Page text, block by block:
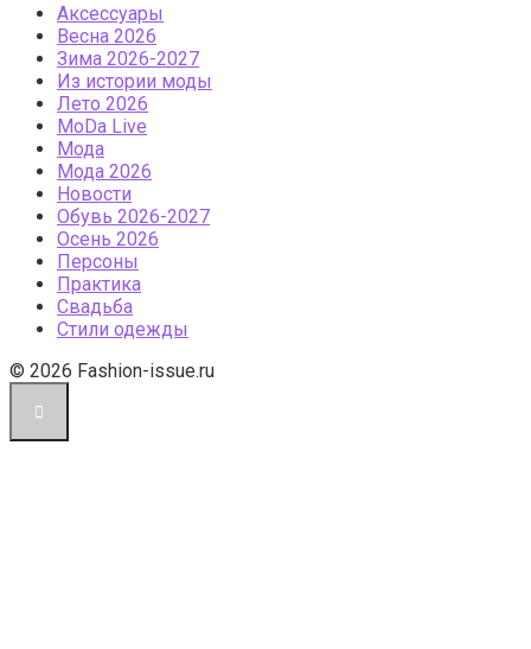
Аксессуары
Весна 2026
Зима 2026-2027
Из истории моды
Лето 2026
МоDа Live
Мода
Мода 2026
Новости
Обувь 2026-2027
Осень 2026
Персоны
Практика
Свадьба
Стили одежды
© 2026 Fashion-issue.ru